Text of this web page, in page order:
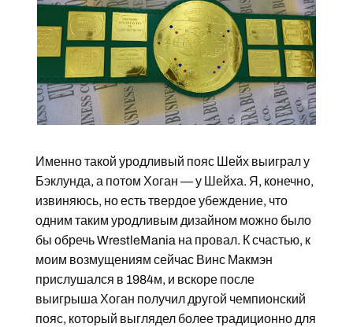
Именно такой уродливый пояс Шейх выиграл у
Бэклунда, а потом Хоган — у Шейха. Я, конечно,
извиняюсь, но есть твердое убеждение, что
одним таким уродливым дизайном можно было
бы обречь WrestleMania на провал. К счастью, к
моим возмущениям сейчас Винс Макмэн
прислушался в 1984м, и вскоре после
выигрыша Хоган получил другой чемпионский
пояс, который выглядел более традиционно для